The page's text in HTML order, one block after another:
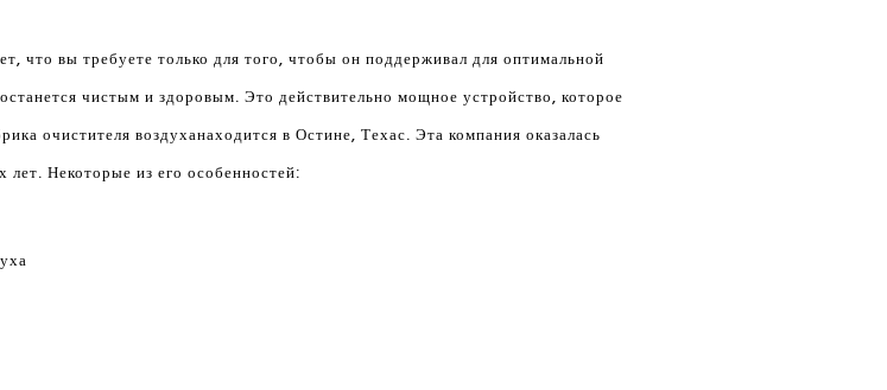
что вы требуете только для того, чтобы он поддерживал для оптимальной
чистым и здоровым. Это действительно мощное устройство, которое
очистителя воздуханаходится в Остине, Техас. Эта компания оказалась
Некоторые из его особенностей: